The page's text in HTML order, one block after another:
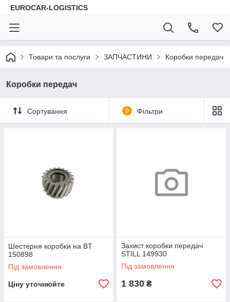
EUROCAR-LOGISTICS
Товари та послуги ЗАПЧАСТИНИ Коробки передач
Коробки передач
Сортування 0 Фільтри
Шестерня коробки на BT
150898
Під замовлення
Ціну уточнюйте
Захист коробки передач
STILL 149930
Під замовлення
1 830 ₴